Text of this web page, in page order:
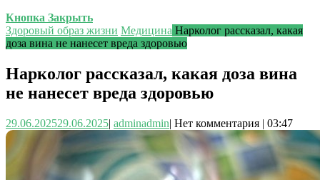
Кнопка Закрыть
Здоровый образ жизни Медицина Нарколог рассказал, какая
доза вина не нанесет вреда здоровью
Нарколог рассказал, какая доза вина
не нанесет вреда здоровью
29.06.202529.06.2025| adminadmin| Нет комментария | 03:47